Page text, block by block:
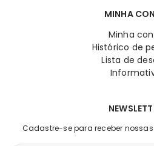
MINHA
Minha
Histórico de
Lista de
Cadastre-se para receber